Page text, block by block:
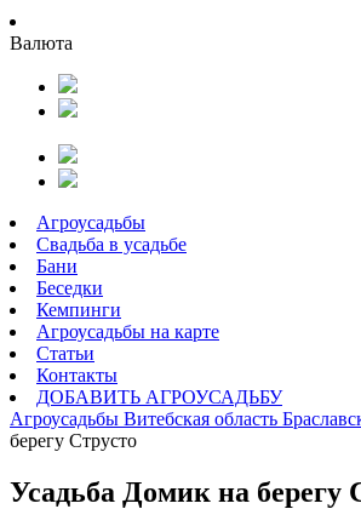
Валюта
Агроусадьбы
Свадьба в усадьбе
Бани
Беседки
Кемпинги
Агроусадьбы на карте
Статьи
Контакты
ДОБАВИТЬ АГРОУСАДЬБУ
Агроусадьбы Витебская область
берегу Струсто
Усадьба Домик на берегу